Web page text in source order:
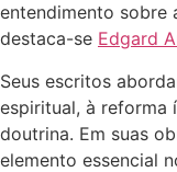
entendimento sobre
destaca-se Edgard
Seus escritos
espiritual, à reforma
doutrina. Em suas
elemento essencial